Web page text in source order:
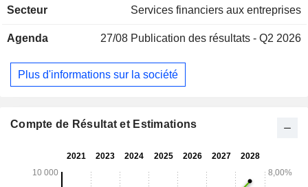
principalement engagé dans des activités de crédit-bail
secteur des valeurs mobilières est principalement engagé
investissement de valeurs mobilières et autres. Le secteur
des contrats à terme est principalement engagé dans le
"Autres" est principalement engagé dans des services de
Secteur Services financiers aux entreprises
Agenda 27/08 Publication des résultats - Q2 2026
Plus d'informations sur la société
Compte de Résultat et Estimations